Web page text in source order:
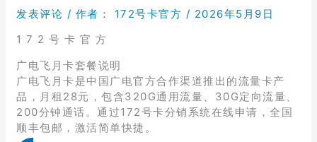
发表评论 / 作者： 172号卡官方 / 2026年5月9日
1 7 2 号 卡 官 方
广电飞月卡套餐说明
广电飞月卡是中国广电官方合作渠道推出的流量卡产
品，月租28元，包含320G通用流量、30G定向流量、
200分钟通话。通过172号卡分销系统在线申请，全国
顺丰包邮，激活简单快捷。